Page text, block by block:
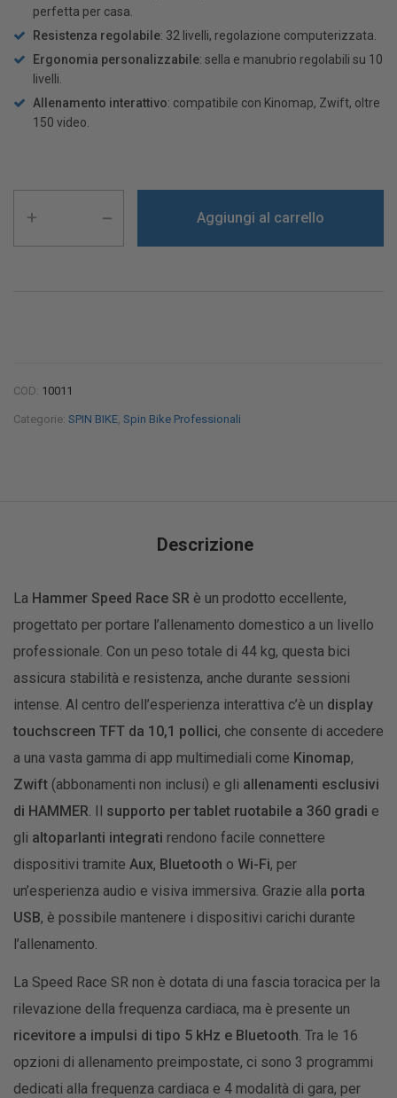
perfetta per casa.
Resistenza regolabile: 32 livelli, regolazione computerizzata.
Ergonomia personalizzabile: sella e manubrio regolabili su 10
livelli.
Allenamento interattivo: compatibile con Kinomap, Zwift, oltre
150 video.
Aggiungi al carrello
COD: 10011
Categorie: SPIN BIKE Spin Bike Professionali
Descrizione
La Hammer Speed Race SR è un prodotto eccellente,
progettato per portare l’allenamento domestico a un livello
professionale. Con un peso totale di 44 kg, questa bici
assicura stabilità e resistenza, anche durante sessioni
intense. Al centro dell’esperienza interattiva c’è un display
touchscreen TFT da 10,1 pollici, che consente di accedere
a una vasta gamma di app multimediali come Kinomap,
Zwift (abbonamenti non inclusi) e gli allenamenti esclusivi
di HAMMER . Il supporto per tablet ruotabile a 360 gradi e
gli altoparlanti integrati rendono facile connettere
dispositivi tramite Aux, Bluetooth o Wi-Fi, per
un’esperienza audio e visiva immersiva. Grazie alla porta
USB, è possibile mantenere i dispositivi carichi durante
l’allenamento.
La Speed Race SR non è dotata di una fascia toracica per la
rilevazione della frequenza cardiaca, ma è presente un
ricevitore a impulsi di tipo 5 kHz e Bluetooth . Tra le 16
opzioni di allenamento preimpostate, ci sono 3 programmi
dedicati alla frequenza cardiaca e 4 modalità di gara, per